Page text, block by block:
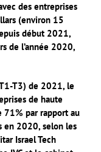
des entreprises
(environ 15
début 2021,
de l’année 2020,
T3) de 2021, le
de haute
71% par rapport au
en 2020, selon les
Israel Tech